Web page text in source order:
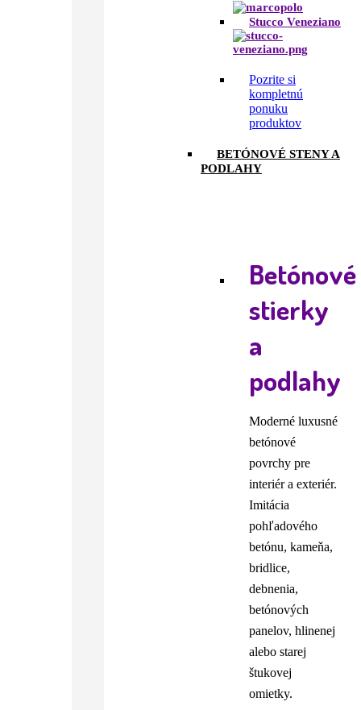
Stucco Veneziano
Pozrite si
kompletnú
ponuku
produktov
BETÓNOVÉ STENY A
PODLAHY
Betónové
stierky
a
podlahy
Moderné luxusné
betónové
povrchy pre
interiér a exteriér.
Imitácia
pohľadového
betónu, kameňa,
bridlice,
debnenia,
betónových
panelov, hlinenej
alebo starej
štukovej
omietky.